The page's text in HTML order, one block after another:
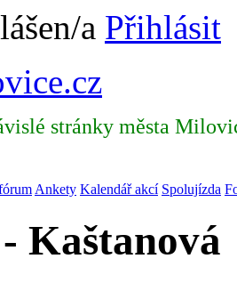
a Přihlásit
stránky města
Ankety Kalendář akcí Spolujízda
Kaštanová